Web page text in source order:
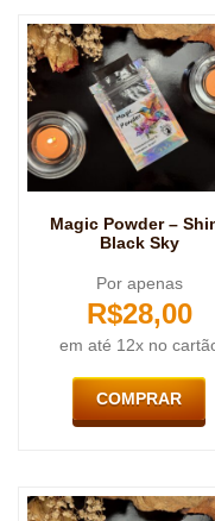
Magic Powder –
Black Sky
Por apenas
R$28,00
em até 12x no
COMPRAR